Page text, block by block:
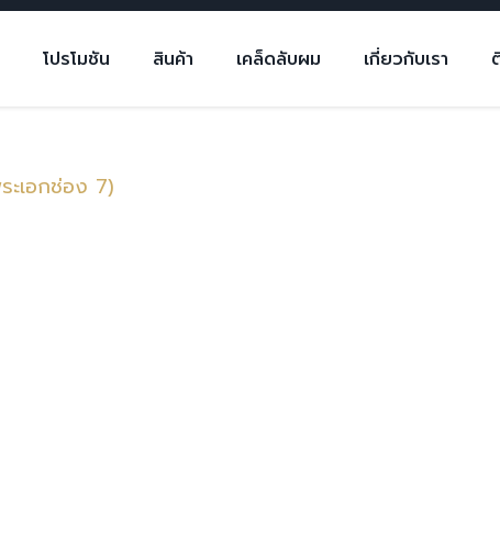
โปรโมชัน สินค้า เคล็ดลับผม เกี่ยวกับเรา
เอกช่อง 7)